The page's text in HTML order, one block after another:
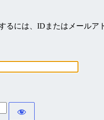
るには、IDまたはメールア